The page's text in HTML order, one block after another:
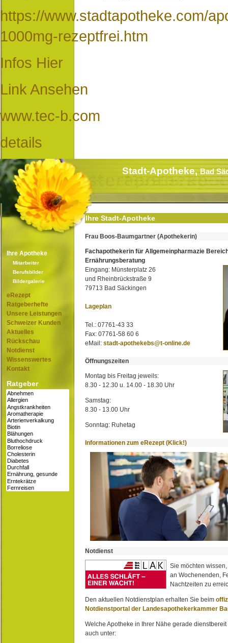
https://www.stadtapotheke.com/
1000mg-rezeptfrei.htm
Infos Hier
Link Ansehen
www.tec-b.com
details
Stadt-Apotheke,Bad
Ihre Apotheke
Mitarbeiter
Berufsbilder
Bildergalerie
eRezept
Ratgeberhefte
Unsere Leistungen
Schweizer Kunden
Aktuelles
Rückschau
Notdienst
Wissenswertes
Kontakt
Ratgeber
Ihre Stadt-Apotheke
Frau Boos-Baumgartner (Apothekerin)
Fachapothekerin für Allgemeinpharmazie
Ernährungsberatung
Eingang: Münsterplatz 26
und Rheinbrückstraße 9
79713 Bad Säckingen
Lageplan
Tel.: 07761-43 33
Fax: 07761-58 60 6
eMail: stadt-apothekebs@t-online.de
Öffnungszeiten
Montag bis Freitag jeweils:
8.30 - 12.30 u. 14.00 - 18.30 Uhr
Samstag:
8.30 - 13.00 Uhr
Sonntag: Ruhetag
Informationen zum eRezept (Klick!)
Notdienst
Sie möchten
an Wochenenden,
Nachtzeiten zu
Den aktuellen Notdienstplan erhalten Sie beim
Notdienstportal der Landesapothekerkammer
Welche Apotheke in Ihrer Nähe gerade
auch unter: